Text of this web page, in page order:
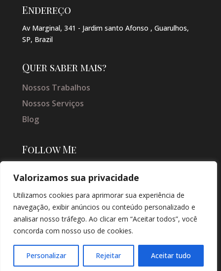
Valorizamos sua privacidade
Utilizamos cookies para aprimorar sua experiência de
navegação, exibir anúncios ou conteúdo personalizado e
analisar nosso tráfego. Ao clicar em “Aceitar todos”, você
concorda com nosso uso de cookies.
Personalizar Rejeitar Aceitar tudo
Endereço
Av Marginal, 341 - Jardim santo Afonso , Guarulhos,
SP, Brazil
Quer saber mais?
Nossos Trabalhos
Nossos Serviços
Blog
Follow Me
SOLUÇÕES DIGITAIS |
CRIAÇÃO DE SITES